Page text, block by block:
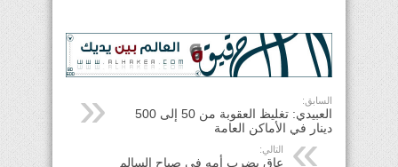
السابق:
العبيدي: تغليظ العقوبة من 50 إلى 500
دينار في الأماكن العامة
التالي:
عاق يضرب أمه في صباح السالم